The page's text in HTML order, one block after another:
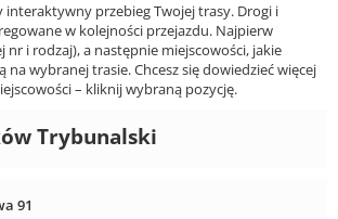
interaktywny przebieg Twojej trasy. Drogi i
w kolejności przejazdu. Najpierw
nr i rodzaj), a następnie miejscowości, jakie
na wybranej trasie. Chcesz się dowiedzieć więcej
– kliknij wybraną pozycję.
Trybunalski
91